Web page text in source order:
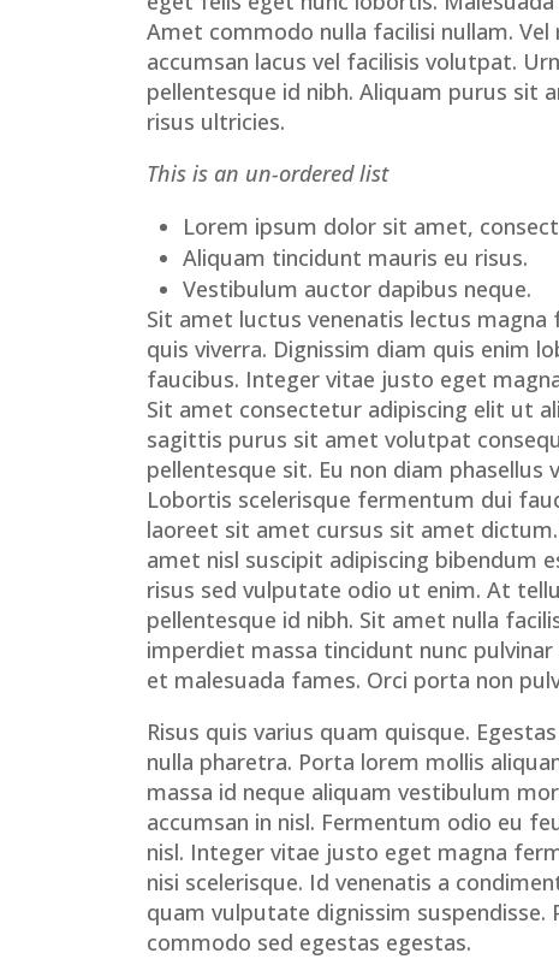
Amet commodo nulla facilisi nullam.
accumsan lacus vel facilisis volutpat.
pellentesque id nibh. Aliquam purus sit
risus ultricies.
This is an un-ordered list
Lorem ipsum dolor sit amet,
Aliquam tincidunt mauris eu risus.
Vestibulum auctor dapibus neque.
Sit amet luctus venenatis lectus magna
quis viverra. Dignissim diam quis enim
faucibus. Integer vitae justo eget
Sit amet consectetur adipiscing elit ut
sagittis purus sit amet volutpat
pellentesque sit. Eu non diam
Lobortis scelerisque fermentum dui
laoreet sit amet cursus sit amet
amet nisl suscipit adipiscing bibendum
risus sed vulputate odio ut enim. At
pellentesque id nibh. Sit amet nulla
imperdiet massa tincidunt nunc
et malesuada fames. Orci porta non
Risus quis varius quam quisque.
nulla pharetra. Porta lorem mollis
massa id neque aliquam vestibulum
accumsan in nisl. Fermentum odio eu
nisl. Integer vitae justo eget magna
nisi scelerisque. Id venenatis a
quam vulputate dignissim suspendisse.
commodo sed egestas egestas.